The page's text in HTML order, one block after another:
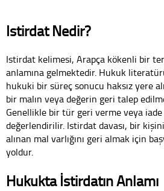
Istirdat Nedir?
Istirdat kelimesi, Arapça kökenli bir
anlamına gelmektedir. Hukuk
hukuki bir süreç sonucu haksız yere
bir malın veya değerin geri talep
Genellikle bir tür geri verme veya iade
değerlendirilir. Istirdat davası, bir
alınan mal varlığını geri almak için
yoldur.
Hukukta İstirdatın Anlamı